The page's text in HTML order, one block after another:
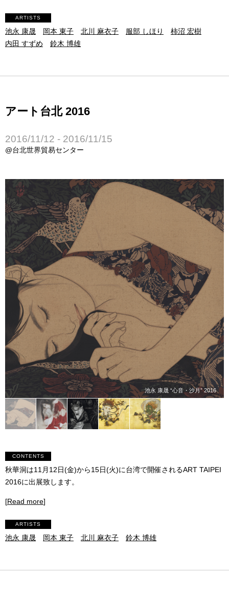
ARTISTS
池永 康晟 岡本 東子 北川 麻衣子 服部 しほり
柿沼 宏樹
内田 すずめ
鈴木 博雄
アート台北 2016
2016/11/12 - 2016/11/15
@台北世界貿易センター
池永 康晟 “心音・沙月” 2016
CONTENTS
秋華洞は11月12日(金)から15日(火)に台湾で開催されるART TAIPEI
2016に出展致します。
[Read more]
ARTISTS
池永 康晟 岡本 東子 北川 麻衣子 鈴木 博雄